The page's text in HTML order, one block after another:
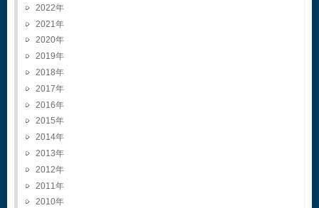
2022
2021
2020
2019
2018
2017
2016
2015
2014
2013
2012
2011
2010